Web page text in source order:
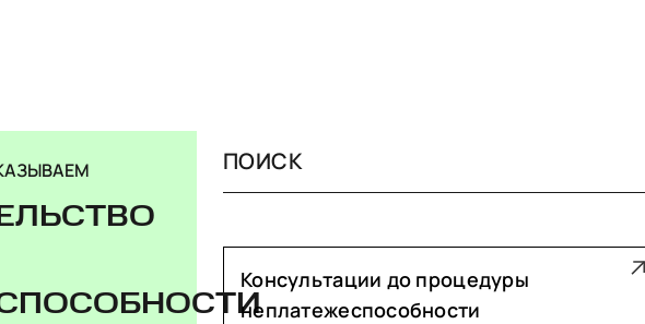
Консультации до процедуры
неплатежеспособности